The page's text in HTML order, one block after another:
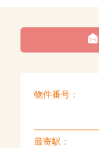
物件番号：
最寄駅：